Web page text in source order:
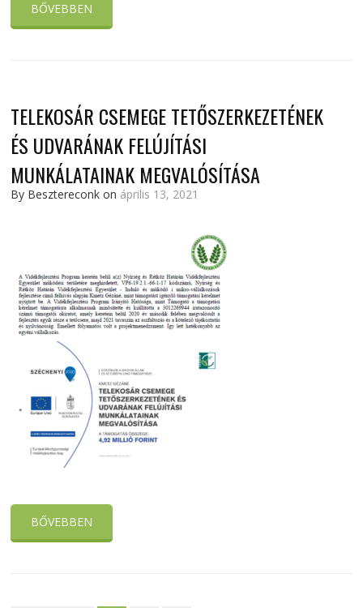
BŐVEBBEN
TELEKOSÁR CSEMEGE TETŐSZERKEZETÉNEK
ÉS UDVARÁNAK FELÚJÍTÁSI
MUNKÁLATAINAK MEGVALÓSÍTÁSA
By Besztereconk on április 13, 2021
BŐVEBBEN